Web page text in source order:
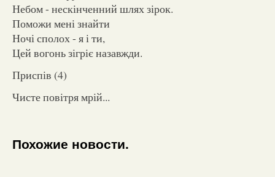
Небом - нескінченний шлях зірок.
Поможи мені знайти
Ночі сполох - я і ти,
Цей вогонь зігріє назавжди.
Приспів (4)
Чисте повітря мрій...
Похожие новости.